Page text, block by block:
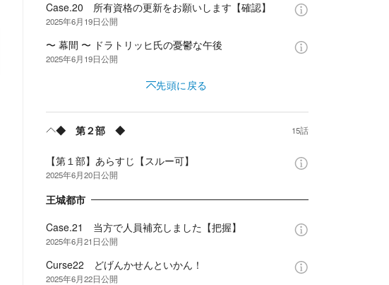
Case.20 所有資格の更新をお願いします【確認】
2025年6月19日公開
〜 幕間 〜 ドラトリッヒ氏の憂鬱な午後
2025年6月19日公開
先頭に戻る
◆ 第２部 ◆ 15話
【第１部】あらすじ【スルー可】
2025年6月20日公開
王城都市
Case.21 当方で人員補充しました【把握】
2025年6月21日公開
Curse22 どげんかせんといかん！
2025年6月22日公開